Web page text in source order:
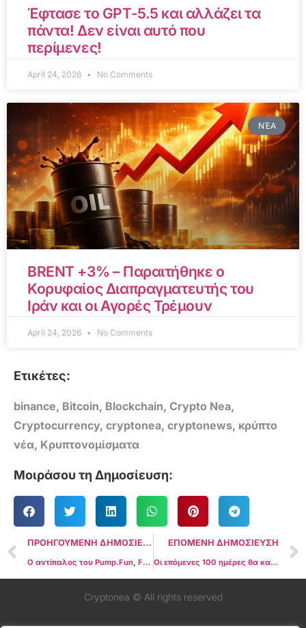
Έφτασε το GPT-5.5 και αλλάζει τα
πάντα! Δεν είναι αυτό που
περίμενες!
April 24, 2026 No Comments
ΝΈΑ
BRENT +3% – Παραιτήθηκε ο
Κορυφαίος Διαπραγματευτής του
Ιράν και οι Αγορές Τρέμουν
April 24, 2026 No Comments
Ετικέτες:
binance, Bitcoin, Blockchain, Crypto Nea,
Cryptocurrency, cryptonea, cryptonews, κρύπτο
νέα, Κρυπτονομίσματα
Μοιράσου τη Δημοσίευση:
ΠΡΟΗΓΟΥΜΕΝΗ ΔΗΜΟΣΙΕΥΣΗ
Ο αντίπαλος του Pump.Fun, FORM, στοχεύει σε αύξηση 40% μετά την ανακοίνωση του CZ ως «BNB meme szn»
ΕΠΟΜΕΝΗ ΔΗΜΟΣΙΕΥΣΗ
Οι επόμενες 100 ημέρες θα καθορίσουν το μέλλον του bull run του Bitcoin
Cryptonea © All rights reserved